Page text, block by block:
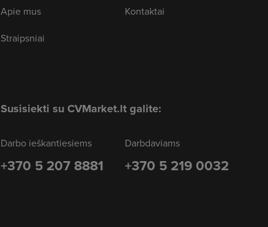
Apie mus
Straipsniai
Kontaktai
Susisiekti su CVMarket.lt galite:
Darbo ieškantiesiems
+370 5 207 8881
Darbdaviams
+370 5 219 0032